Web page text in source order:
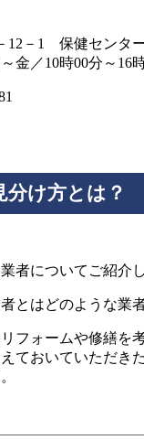
12－1 保健センタ
金／10時00分～16
分け方とは？
者についてご紹介
とはどのような業
フォームや修繕を
ておいていただき